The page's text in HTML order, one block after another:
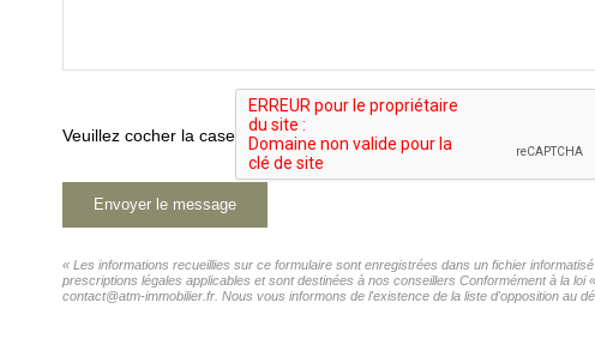
Veuillez cocher la case
Envoyer le message
« Les informations recueillies sur ce formulaire sont enregistrées dans un fichier
prescriptions légales applicables et sont destinées à nos conseillers Conformément à la
contact@atm-immobilier.fr. Nous vous informons de l'existence de la liste d'opposition au